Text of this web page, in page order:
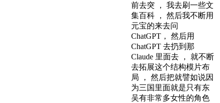
前去突 ， 我去刷一些文
集百科 ， 然后我不断用
元宝的来去问
ChatGPT， 然后用
ChatGPT 去扔到那
Claude 里面去 ， 就不断
去拓展这个结构模片布
局 ， 然后把就譬如说因
为三国里面就是只有东
吴有非常多女性的角色